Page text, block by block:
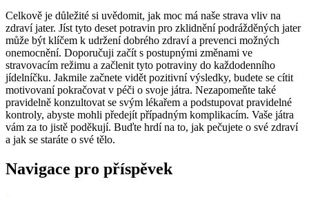
Celkově je důležité si uvědomit, jak moc má naše strava vliv na
zdraví jater. Jíst tyto deset potravin pro zklidnění podrážděných jater
může být klíčem k udržení dobrého zdraví a prevenci možných
onemocnění. Doporučuji začít s postupnými změnami ve
stravovacím režimu a začlenit tyto potraviny do každodenního
jídelníčku. Jakmile začnete vidět pozitivní výsledky, budete se cítit
motivovaní pokračovat v péči o svoje játra. Nezapomeňte také
pravidelně konzultovat se svým lékařem a podstupovat pravidelné
kontroly, abyste mohli předejít případným komplikacím. Vaše játra
vám za to jistě poděkují. Buďte hrdí na to, jak pečujete o své zdraví
a jak se staráte o své tělo.
Navigace pro příspěvek